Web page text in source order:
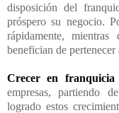
disposición del
próspero su negocio.
rápidamente,
benefician de
Crecer en franquicia
empresas, partiendo
logrado estos